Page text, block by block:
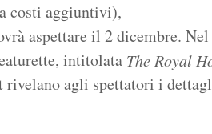
costi aggiuntivi),
aspettare il 2 dicembre.
intitolata The Royal
rivelano agli spettatori i